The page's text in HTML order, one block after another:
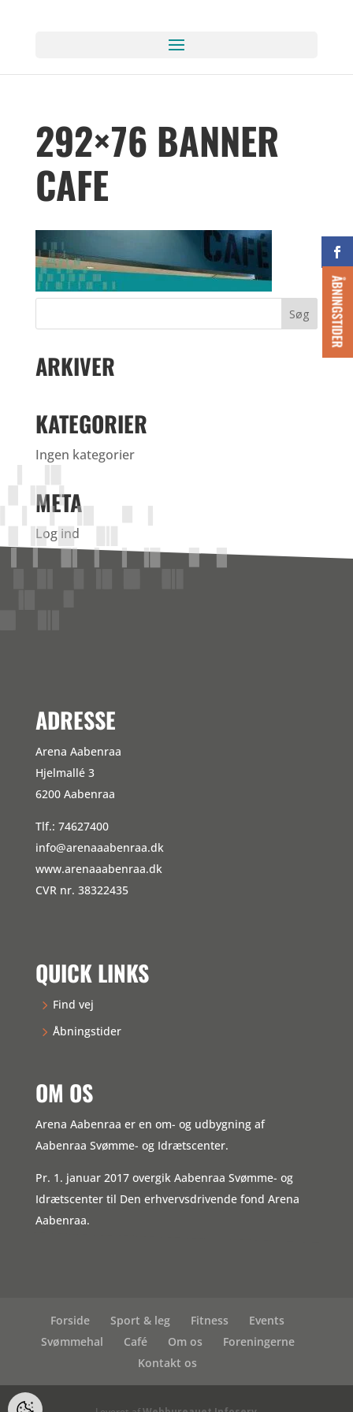
ÅBNINGSTIDER
292×76 BANNER
CAFE
ARKIVER
KATEGORIER
Ingen kategorier
META
Log ind
ADRESSE
Arena Aabenraa
Hjelmallé 3
6200 Aabenraa
Tlf.: 74627400
info@arenaaabenraa.dk
www.arenaaabenraa.dk
CVR nr. 38322435
QUICK LINKS
Find vej
Åbningstider
OM OS
Arena Aabenraa er en om- og udbygning af
Aabenraa Svømme- og Idrætscenter.
Pr. 1. januar 2017 overgik Aabenraa Svømme- og
Idrætscenter til Den erhvervsdrivende fond Arena
Aabenraa.
Forside Sport & leg Fitness
Events
Svømmehal
Café Om os
Foreningerne
Kontakt os